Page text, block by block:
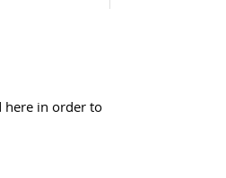
here in order to